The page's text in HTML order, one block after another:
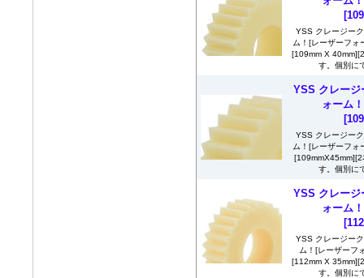
YSS クレージー
ム！[レーザーフ
[109mm X
す。個別に
YSS クレージ
ォーム
YSS クレージー
ム！[レーザーフ
す。個別に
YSS クレージ
ォーム
YSS クレージー
ム！[レーザーフ
[112mm X
す。個別に